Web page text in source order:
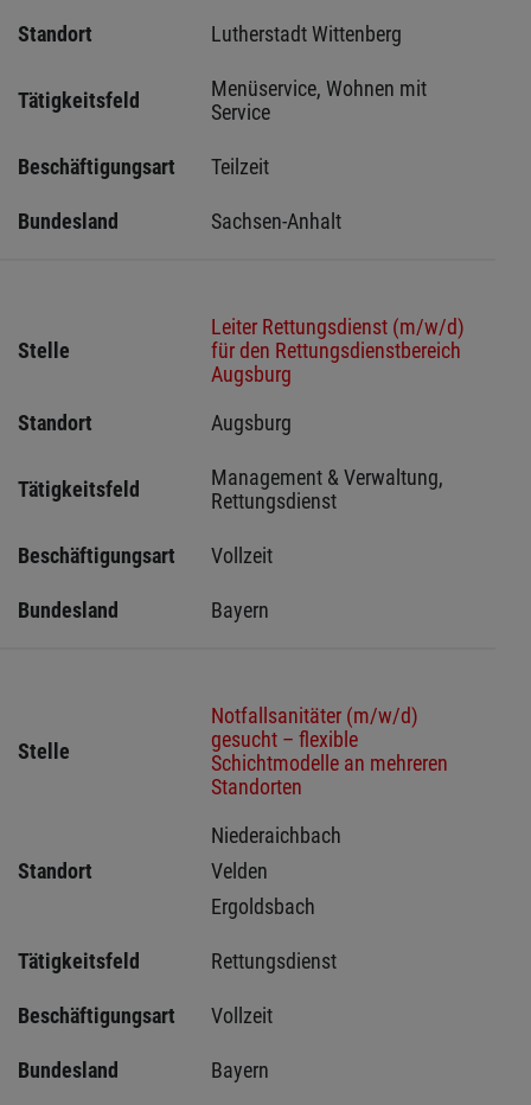
Standort
Lutherstadt Wittenberg
Tätigkeitsfeld
Menüservice, Wohnen mit
Service
Beschäftigungsart Teilzeit
Bundesland Sachsen-Anhalt
Stelle
Leiter Rettungsdienst (m/w/d)
für den Rettungsdienstbereich
Augsburg
Standort
Augsburg
Tätigkeitsfeld
Management & Verwaltung,
Rettungsdienst
Beschäftigungsart Vollzeit
Bundesland Bayern
Stelle
Notfallsanitäter (m/w/d)
gesucht – flexible
Schichtmodelle an mehreren
Standorten
Standort
Niederaichbach
Velden
Ergoldsbach
Tätigkeitsfeld Rettungsdienst
Beschäftigungsart Vollzeit
Bundesland Bayern